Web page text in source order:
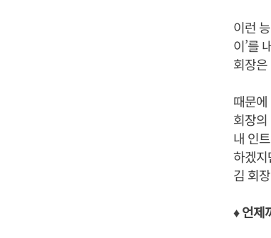
이런
이’를
회장
때문
회장
내 인
하겠
김 회
♦ 언제